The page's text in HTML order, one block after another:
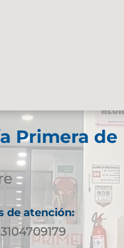
Primera de
de atención: